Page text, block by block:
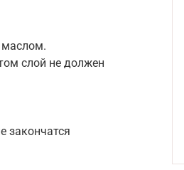
маслом.
слой не должен
закончатся